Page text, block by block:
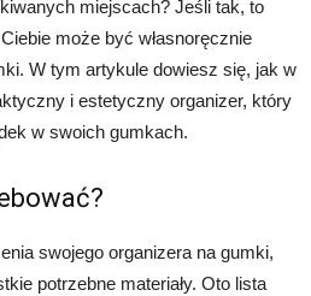
miejscach? Jeśli tak, to
może być własnoręcznie
W tym artykule dowiesz się, jak w
i estetyczny organizer, który
w swoich gumkach.
swojego organizera na gumki,
potrzebne materiały. Oto lista